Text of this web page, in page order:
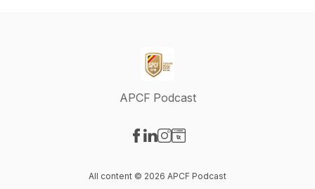
APCF Podcast
All content © 2026 APCF Podcast